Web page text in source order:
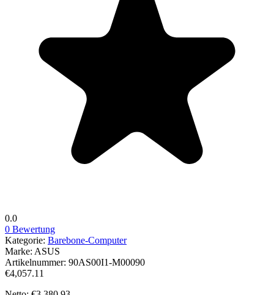
0.0
0 Bewertung
Kategorie: Barebone-Computer
Marke: ASUS
Artikelnummer: 90AS00I1-M00090
€4,057.11